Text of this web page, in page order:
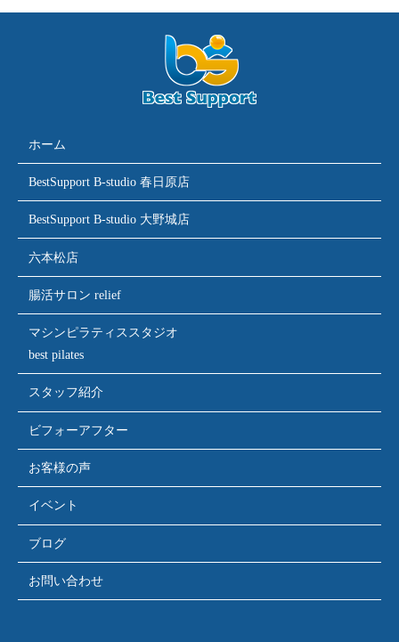
ホーム
BestSupport B-studio 春日原店
BestSupport B-studio 大野城店
六本松店
腸活サロン relief
マシンピラティススタジオ
best pilates
スタッフ紹介
ビフォーアフター
お客様の声
イベント
ブログ
お問い合わせ